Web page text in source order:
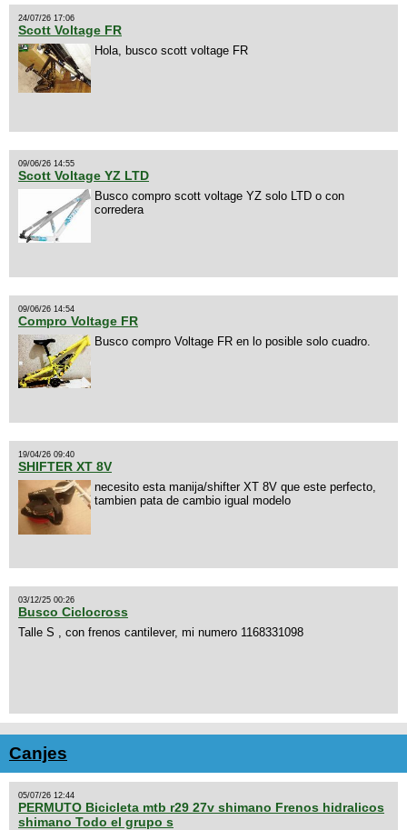
24/07/26 17:06
Scott Voltage FR
Hola, busco scott voltage FR
09/06/26 14:55
Scott Voltage YZ LTD
Busco compro scott voltage YZ solo LTD o con
corredera
09/06/26 14:54
Compro Voltage FR
Busco compro Voltage FR en lo posible solo cuadro.
19/04/26 09:40
SHIFTER XT 8V
necesito esta manija/shifter XT 8V que este perfecto,
tambien pata de cambio igual modelo
03/12/25 00:26
Busco Ciclocross
Talle S , con frenos cantilever, mi numero 1168331098
Canjes
05/07/26 12:44
PERMUTO Bicicleta mtb r29 27v shimano Frenos hidralicos
shimano Todo el grupo s